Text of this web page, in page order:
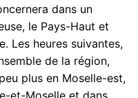
dans un
le Pays-Haut et
Les heures suivantes,
de la région,
plus en Moselle-est,
et-Moselle et dans